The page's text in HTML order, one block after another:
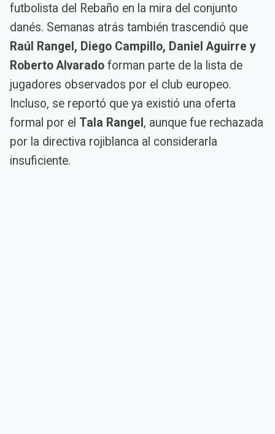
futbolista del Rebaño en la mira del conjunto
danés. Semanas atrás también trascendió que
Raúl Rangel, Diego Campillo, Daniel Aguirre y
Roberto Alvarado forman parte de la lista de
jugadores observados por el club europeo.
Incluso, se reportó que ya existió una oferta
formal por el Tala Rangel, aunque fue rechazada
por la directiva rojiblanca al considerarla
insuficiente.